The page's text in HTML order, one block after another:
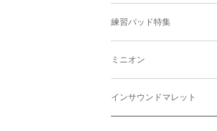
練習パッド特集
ミニオン
インサウンドマレット